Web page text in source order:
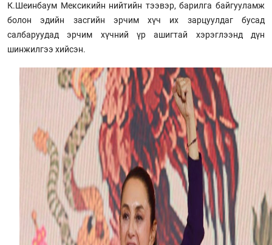
К.Шеинбаум Мексикийн нийтийн тээвэр, барилга байгууламж
болон эдийн засгийн эрчим хүч их зарцуулдаг бусад
салбаруудад эрчим хүчний үр ашигтай хэрэглээнд дүн
шинжилгээ хийсэн.